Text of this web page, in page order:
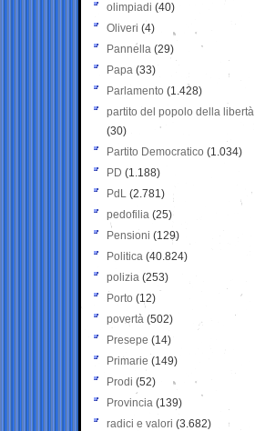
olimpiadi (40)
Oliveri (4)
Pannella (29)
Papa (33)
Parlamento (1.428)
partito del popolo della libertà
(30)
Partito Democratico (1.034)
PD (1.188)
PdL (2.781)
pedofilia (25)
Pensioni (129)
Politica (40.824)
polizia (253)
Porto (12)
povertà (502)
Presepe (14)
Primarie (149)
Prodi (52)
Provincia (139)
radici e valori (3.682)